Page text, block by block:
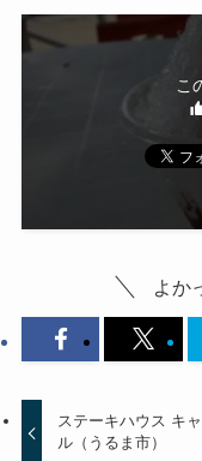
こ
よか
ステーキハウス キ
ル（うるま市）